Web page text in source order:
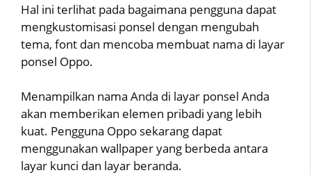
Hal ini terlihat pada bagaimana pengguna dapat
mengkustomisasi ponsel dengan mengubah
tema, font dan mencoba membuat nama di layar
ponsel Oppo.
Menampilkan nama Anda di layar ponsel Anda
akan memberikan elemen pribadi yang lebih
kuat. Pengguna Oppo sekarang dapat
menggunakan wallpaper yang berbeda antara
layar kunci dan layar beranda.